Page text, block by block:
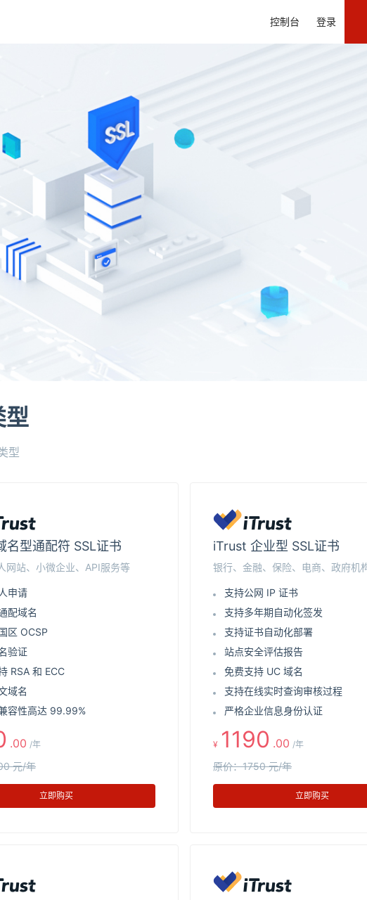
控制台 登录
型
型
名型通配符 SSL证书
网站、小微企业、API服务等
申请
配域名
区 OCSP
验证
RSA 和 ECC
域名
容性高达 99.99%
.00 /年
元/年
立即购买
iTrust 企业型 SSL证书
银行、金融、保险、电商、政府机
支持公网 IP 证书
支持多年期自动化签发
支持证书自动化部署
站点安全评估报告
免费支持 UC 域名
支持在线实时查询审核过程
严格企业信息身份认证
¥ 1190 .00 /年
原价：1750 元/年
立即购买